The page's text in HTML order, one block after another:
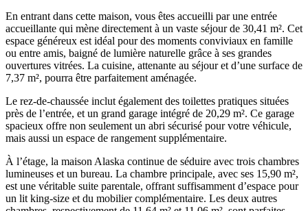
En entrant dans cette maison, vous êtes accueilli par une entrée
accueillante qui mène directement à un vaste séjour de 30,41 m². Cet
espace généreux est idéal pour des moments conviviaux en famille
ou entre amis, baigné de lumière naturelle grâce à ses grandes
ouvertures vitrées. La cuisine, attenante au séjour et d’une surface de
7,37 m², pourra être parfaitement aménagée.
Le rez-de-chaussée inclut également des toilettes pratiques situées
près de l’entrée, et un grand garage intégré de 20,29 m². Ce garage
spacieux offre non seulement un abri sécurisé pour votre véhicule,
mais aussi un espace de rangement supplémentaire.
À l’étage, la maison Alaska continue de séduire avec trois chambres
lumineuses et un bureau. La chambre principale, avec ses 15,90 m²,
est une véritable suite parentale, offrant suffisamment d’espace pour
un lit king-size et du mobilier complémentaire. Les deux autres